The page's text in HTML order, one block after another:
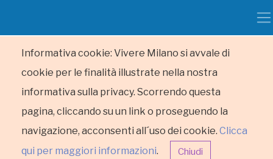
Informativa cookie: Vivere Milano si avvale di
cookie per le finalità illustrate nella nostra
informativa sulla privacy. Scorrendo questa
pagina, cliccando su un link o proseguendo la
navigazione, acconsenti all´uso dei cookie. Clicca
qui per maggiori informazioni. Chiudi